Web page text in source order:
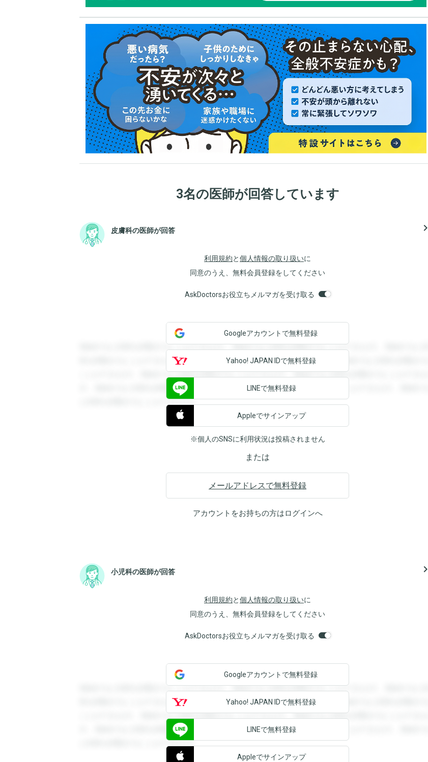
3名の医師が回答しています
皮膚科の医師が回答 navigate_next
利用規約と個人情報の取り扱いに
同意のうえ、無料会員登録をしてください
AskDoctorsお役立ちメルマガを受け取る
登録すると回答を閲覧することができます。登録すると回答を閲覧することができます。登録すると回
答を閲覧することができます。登録すると回答を閲覧することができます。登録すると回答を閲覧する
ことができます。登録すると回答を閲覧することができます。登録すると回答を閲覧することができま
す。登録すると回答を閲覧することができます。登録すると回答を閲覧することができます。登録する
と回答を閲覧することができます。
Googleアカウントで無料登録
Yahoo! JAPAN IDで無料登録
LINEで無料登録
Appleでサインアップ
※個人のSNSに利用状況は投稿されません
または
メールアドレスで無料登録
アカウントをお持ちの方はログインへ
小児科の医師が回答 navigate_next
利用規約と個人情報の取り扱いに
同意のうえ、無料会員登録をしてください
AskDoctorsお役立ちメルマガを受け取る
登録すると回答を閲覧することができます。登録すると回答を閲覧することができます。登録すると回
答を閲覧することができます。登録すると回答を閲覧することができます。登録すると回答を閲覧する
ことができます。登録すると回答を閲覧することができます。登録すると回答を閲覧することができま
す。登録すると回答を閲覧することができます。登録すると回答を閲覧することができます。登録する
と回答を閲覧することができます。
Googleアカウントで無料登録
Yahoo! JAPAN IDで無料登録
LINEで無料登録
Appleでサインアップ